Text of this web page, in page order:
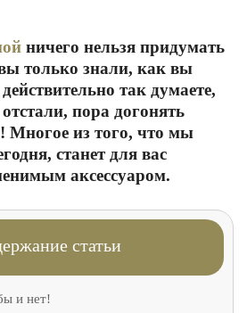
ничего нельзя придумать
только знали, как вы
так думаете,
пора догонять
Многое из того, что мы
станет для вас
аксессуаром.
статьи
и нет!